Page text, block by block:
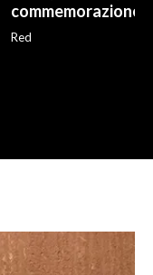
commemorazione
Red